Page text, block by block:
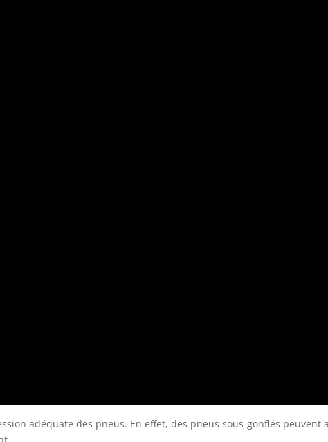
adéquate des pneus. En effet, des pneus sous-gonflés peuvent